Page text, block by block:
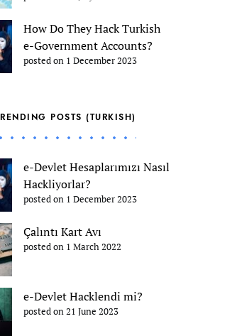
How Do They Hack Turkish
e-Government Accounts?
posted on 1 December 2023
POSTS (TURKISH)
e-Devlet Hesaplarımızı Nasıl
Hackliyorlar?
posted on 1 December 2023
Çalıntı Kart Avı
posted on 1 March 2022
e-Devlet Hacklendi mi?
posted on 21 June 2023